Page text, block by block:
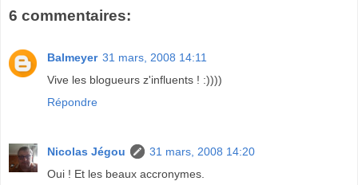
6 commentaires:
Balmeyer 31 mars, 2008 14:11
Vive les blogueurs z'influents ! :))))
Répondre
Nicolas Jégou
31 mars, 2008 14:20
Oui ! Et les beaux accronymes.